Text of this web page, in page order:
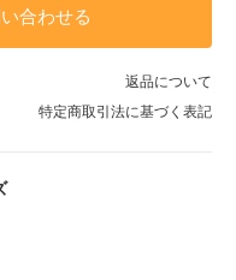
合わせる
返品について
特定商取引法に基づく表記